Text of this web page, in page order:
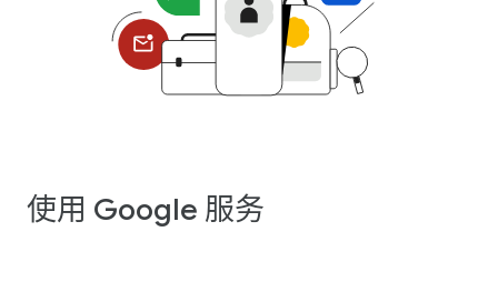
使用 Google 服务